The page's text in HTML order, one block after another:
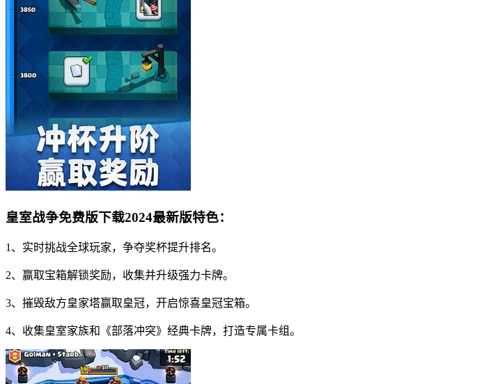
皇室战争免费版下载2024最新版特色：
1、实时挑战全球玩家，争夺奖杯提升排名。
2、赢取宝箱解锁奖励，收集并升级强力卡牌。
3、摧毁敌方皇家塔赢取皇冠，开启惊喜皇冠宝箱。
4、收集皇室家族和《部落冲突》经典卡牌，打造专属卡组。